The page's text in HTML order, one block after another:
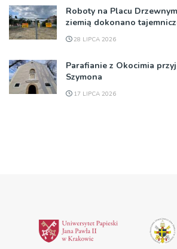
Roboty na Placu
ziemią dokonano
28 LIPCA 2026
Parafianie z Okocimia
Szymona
17 LIPCA 2026